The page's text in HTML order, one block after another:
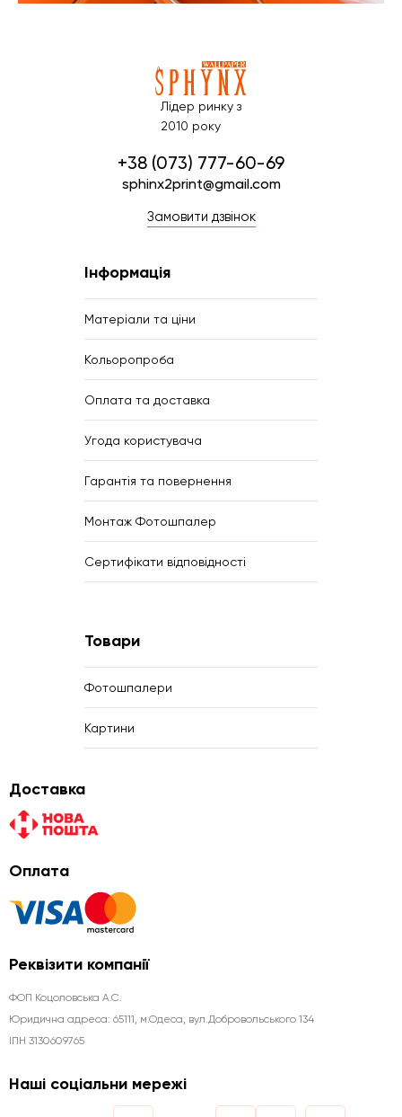
Лідер ринку з
2010 року
+38 (073) 777-60-69
sphinx2print@gmail.com
Замовити дзвінок
Інформація
Матеріали та ціни
Кольоропроба
Оплата та доставка
Угода користувача
Гарантія та повернення
Монтаж Фотошпалер
Сертифікати відповідності
Товари
Фотошпалери
Картини
Доставка
Оплата
Реквізити компанії
ФОП Коцоловська А.С.
Юридична aдреса: 65111, м.Одеса, вул.Добровольського 134
ІПН 3130609765
Наші соціальни мережі